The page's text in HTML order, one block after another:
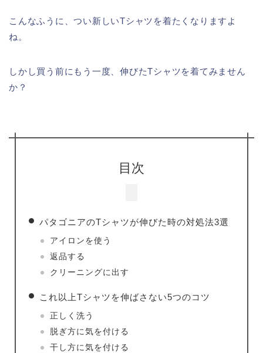
こんなふうに、つい新しいTシャツを着たくなりますよ
ね。
しかし買う前にもう一度、伸びたTシャツを着てみません
か？
目次
パタゴニアのTシャツが伸びた時の対処法3選
アイロンを使う
返品する
クリーニングに出す
これ以上Tシャツを伸ばさない5つのコツ
正しく洗う
脱ぎ方に気を付ける
干し方に気を付ける